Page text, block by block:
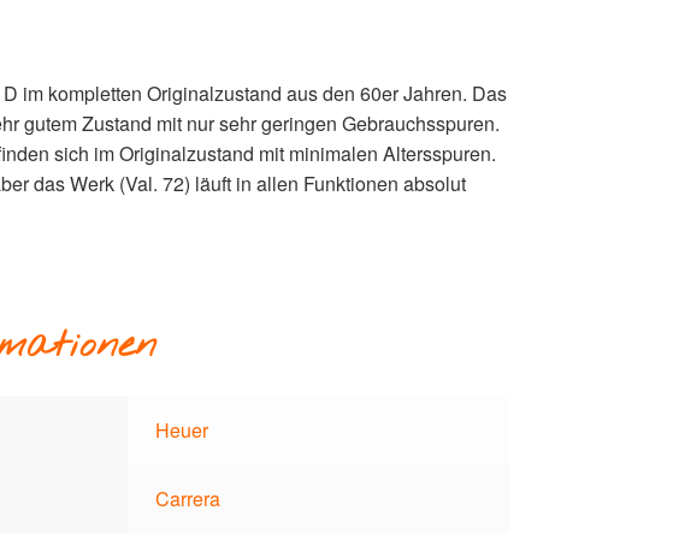
im kompletten Originalzustand aus den 60er Jahren. Das
gutem Zustand mit nur sehr geringen Gebrauchsspuren.
sich im Originalzustand mit minimalen Altersspuren.
das Werk (Val. 72) läuft in allen Funktionen absolut
Heuer
Carrera